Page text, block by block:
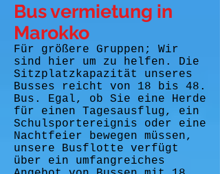
Bus vermietung in
Marokko
Für größere Gruppen; Wir
sind hier um zu helfen. Die
Sitzplatzkapazität unseres
Busses reicht von 18 bis 48.
Bus. Egal, ob Sie eine Herde
für einen Tagesausflug, ein
Schulsportereignis oder eine
Nachtfeier bewegen müssen,
unsere Busflotte verfügt
über ein umfangreiches